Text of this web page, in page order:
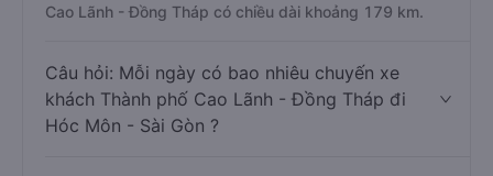
Cao Lãnh - Đồng Tháp có chiều dài khoảng 179 km.
Câu hỏi: Mỗi ngày có bao nhiêu chuyến xe
khách Thành phố Cao Lãnh - Đồng Tháp đi
Hóc Môn - Sài Gòn ?